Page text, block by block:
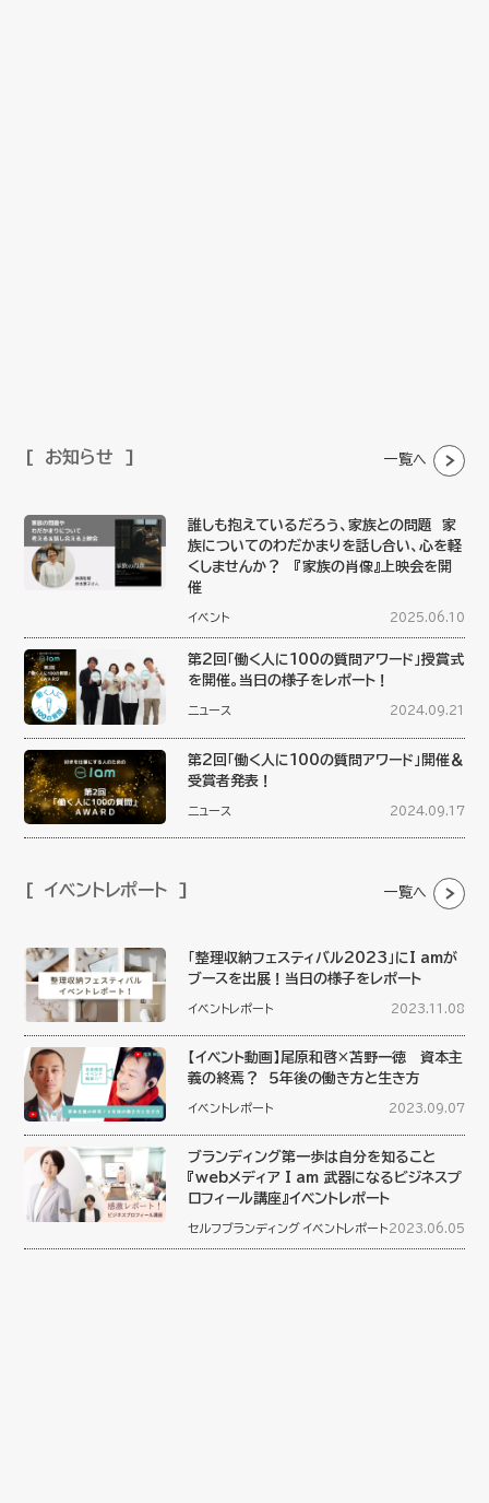
お知らせ 一覧へ
誰しも抱えているだろう、家族との問題 家
族についてのわだかまりを話し合い、心を軽
くしませんか？ 『家族の肖像』上映会を開
催
イベント 2025.06.10
第2回「働く人に100の質問アワード」授賞式
を開催。当日の様子をレポート！
ニュース 2024.09.21
第2回「働く人に100の質問アワード」開催＆
受賞者発表！
ニュース 2024.09.17
イベントレポート 一覧へ
「整理収納フェスティバル2023」にI amが
ブースを出展！当日の様子をレポート
イベントレポート 2023.11.08
【イベント動画】尾原和啓×苫野一徳 資本主
義の終焉？ ５年後の働き方と生き方
イベントレポート 2023.09.07
ブランディング第一歩は自分を知ること
『webメディア I am 武器になるビジネスプ
ロフィール講座』イベントレポート
セルフブランディング イベントレポート 2023.06.05